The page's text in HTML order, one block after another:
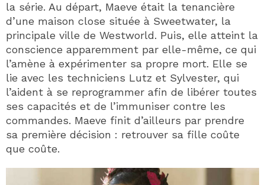
la série. Au départ, Maeve était la tenancière
d’une maison close située à Sweetwater, la
principale ville de Westworld. Puis, elle atteint la
conscience apparemment par elle-même, ce qui
l’amène à expérimenter sa propre mort. Elle se
lie avec les techniciens Lutz et Sylvester, qui
l’aident à se reprogrammer afin de libérer toutes
ses capacités et de l’immuniser contre les
commandes. Maeve finit d’ailleurs par prendre
sa première décision : retrouver sa fille coûte
que coûte.